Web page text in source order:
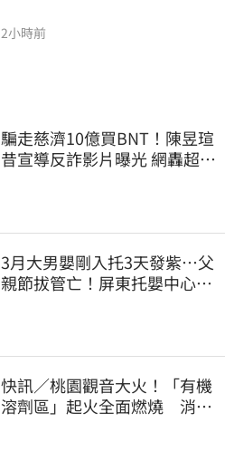
2小時前
騙走慈濟10億買BNT！陳昱瑄
昔宣導反詐影片曝光 網轟超級
3月大男嬰剛入托3天發紫…父
親節拔管亡！屏東托嬰中心回9
快訊／桃園觀音大火！「有機
溶劑區」起火全面燃燒 消